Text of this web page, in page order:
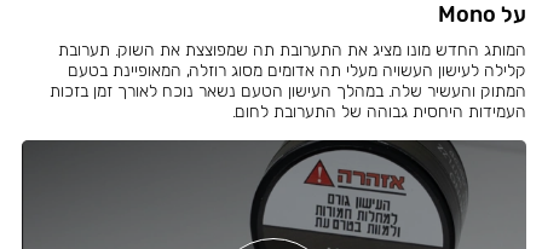
על Mono
המותג החדש מונו מציג את התערובת תה שמפוצצת את השוק. תערובת
קלילה לעישון העשויה מעלי תה אדומים מסוג רוזלה, המאופיינת בטעם
המתוק והעשיר שלה. במהלך העישון הטעם נשאר נוכח לאורך זמן בזכות
העמידות היחסית גבוהה של התערובת לחום.